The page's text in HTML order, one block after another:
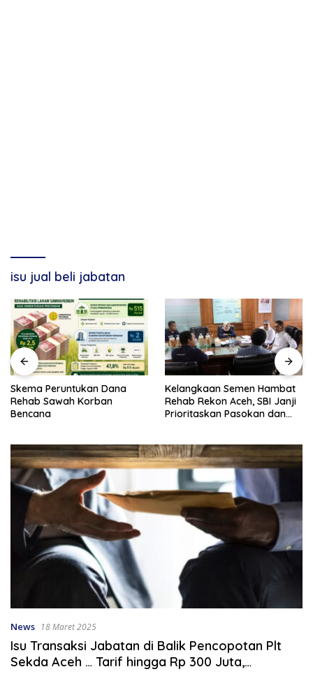
isu jual beli jabatan
Skema Peruntukan Dana
Rehab Sawah Korban
Bencana
Kelangkaan Semen Hambat
Rehab Rekon Aceh, SBI Janji
Prioritaskan Pasokan dan
News 18 Maret 2025
Isu Transaksi Jabatan di Balik Pencopotan Plt
Sekda Aceh … Tarif hingga Rp 300 Juta,